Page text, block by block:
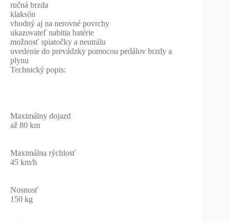
ručná brzda
klaksón
vhodný aj na nerovné povrchy
ukazovateľ nabitia batérie
možnosť spiatočky a neutrálu
uvedenie do prevádzky pomocou pedálov brzdy a
plynu
Technický popis:
Maximálny dojazd
až 80 km
Maximálna rýchlosť
45 km/h
Nosnosť
150 kg